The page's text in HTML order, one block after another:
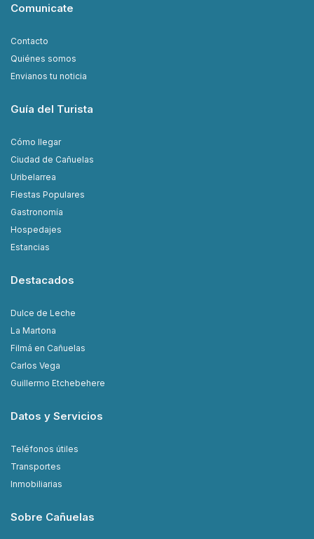
Comunicate
Contacto
Quiénes somos
Envianos tu noticia
Guía del Turista
Cómo llegar
Ciudad de Cañuelas
Uribelarrea
Fiestas Populares
Gastronomía
Hospedajes
Estancias
Destacados
Dulce de Leche
La Martona
Filmá en Cañuelas
Carlos Vega
Guillermo Etchebehere
Datos y Servicios
Teléfonos útiles
Transportes
Inmobiliarias
Sobre Cañuelas